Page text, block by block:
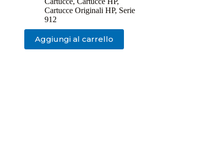
Cartucce Originali HP, Serie
912
Aggiungi al carrello